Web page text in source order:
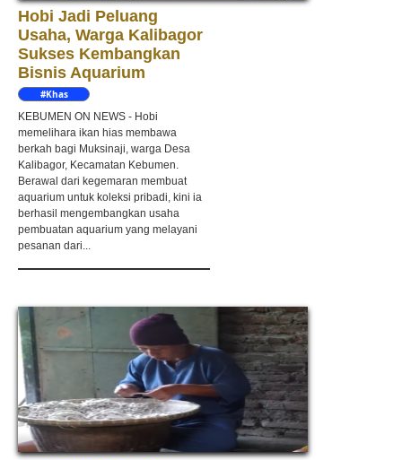
Hobi Jadi Peluang
Usaha, Warga Kalibagor
Sukses Kembangkan
Bisnis Aquarium
#Khas
KEBUMEN ON NEWS - Hobi
memelihara ikan hias membawa
berkah bagi Muksinaji, warga Desa
Kalibagor, Kecamatan Kebumen.
Berawal dari kegemaran membuat
aquarium untuk koleksi pribadi, kini ia
berhasil mengembangkan usaha
pembuatan aquarium yang melayani
pesanan dari...